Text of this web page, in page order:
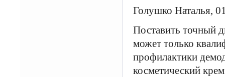
Голушко Наталья,
Поставить точный
может только
профилактики
косметический